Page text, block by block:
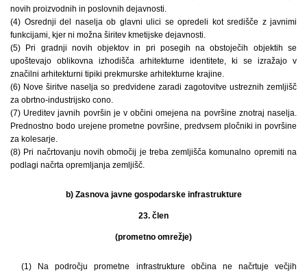
novih proizvodnih in poslovnih dejavnosti.
(4) Osrednji del naselja ob glavni ulici se opredeli kot središče z javnimi
funkcijami, kjer ni možna širitev kmetijske dejavnosti.
(5) Pri gradnji novih objektov in pri posegih na obstoječih objektih se
upoštevajo oblikovna izhodišča arhitekturne identitete, ki se izražajo v
značilni arhitekturni tipiki prekmurske arhitekturne krajine.
(6) Nove širitve naselja so predvidene zaradi zagotovitve ustreznih zemljišč
za obrtno-industrijsko cono.
(7) Ureditev javnih površin je v občini omejena na površine znotraj naselja.
Prednostno bodo urejene prometne površine, predvsem pločniki in površine
za kolesarje.
(8) Pri načrtovanju novih območij je treba zemljišča komunalno opremiti na
podlagi načrta opremljanja zemljišč.
b) Zasnova javne gospodarske infrastrukture
23. člen
(prometno omrežje)
(1) Na področju prometne infrastrukture občina ne načrtuje večjih